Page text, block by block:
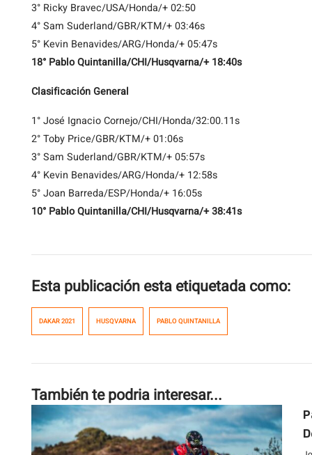
3° Ricky Bravec/USA/Honda/+ 02:50
4° Sam Suderland/GBR/KTM/+ 03:46s
5° Kevin Benavides/ARG/Honda/+ 05:47s
18° Pablo Quintanilla/CHI/Husqvarna/+ 18:40s
Clasificación General
1° José Ignacio Cornejo/CHI/Honda/32:00.11s
2° Toby Price/GBR/KTM/+ 01:06s
3° Sam Suderland/GBR/KTM/+ 05:57s
4° Kevin Benavides/ARG/Honda/+ 12:58s
5° Joan Barreda/ESP/Honda/+ 16:05s
10° Pablo Quintanilla/CHI/Husqvarna/+ 38:41s
Esta publicación esta etiquetada como:
DAKAR 2021 HUSQVARNA PABLO QUINTANILLA
También te podria interesar...